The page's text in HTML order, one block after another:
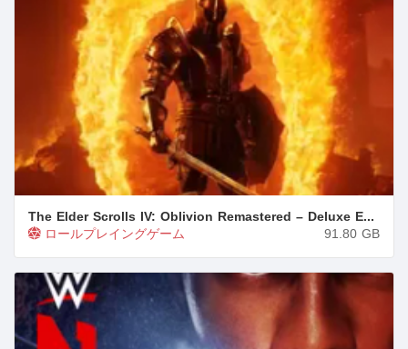
The Elder Scrolls IV: Oblivion Remastered – Deluxe Edition + All DLCs/Bonuses
ロールプレイングゲーム 91.80GB